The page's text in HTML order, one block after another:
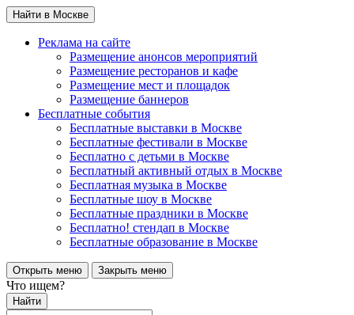
Найти в Москве
Реклама на сайте
Размещение анонсов мероприятий
Размещение ресторанов и кафе
Размещение мест и площадок
Размещение баннеров
Бесплатные события
Бесплатные выставки в Москве
Бесплатные фестивали в Москве
Бесплатно с детьми в Москве
Бесплатный активный отдых в Москве
Бесплатная музыка в Москве
Бесплатные шоу в Москве
Бесплатные праздники в Москве
Бесплатно! стендап в Москве
Бесплатные образование в Москве
Открыть меню Закрыть меню
Что ищем?
Найти